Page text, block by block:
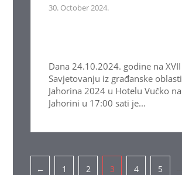
30. October 2024.
Dana 24.10.2024. godine na XVII
Savjetovanju iz građanske oblasti
Jahorina 2024 u Hotelu Vučko na
Jahorini u 17:00 sati je...
Pagination
← 1 2 3 4 5